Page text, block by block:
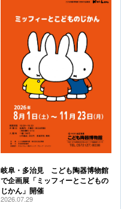
岐阜・多治見 こども陶器博物館
で企画展「ミッフィーとこどもの
じかん」開催
2026.07.29